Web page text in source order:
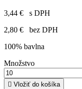
3,44 €
s DPH
2,80 €
bez DPH
100% bavlna
Množstvo
 Vložiť do košíka